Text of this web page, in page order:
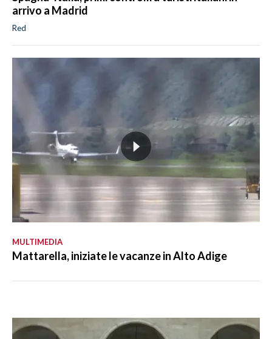
arrivo a Madrid
Red
MULTIMEDIA
Mattarella, iniziate le vacanze in Alto Adige